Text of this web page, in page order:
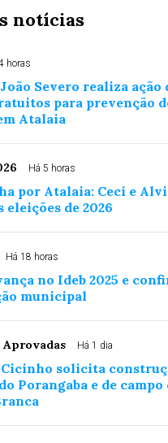
notícias
horas
Severo realiza ação
para prevenção
Atalaia
Há 5 horas
por Atalaia: Ceci e
eleições de 2026
Há 18 horas
no Ideb 2025 e
municipal
Aprovadas Há 1 dia
solicita
Porangaba e de